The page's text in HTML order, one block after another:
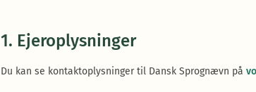
1. Ejeroplysninger
Du kan se kontaktoplysninger til Dansk Sprognævn på